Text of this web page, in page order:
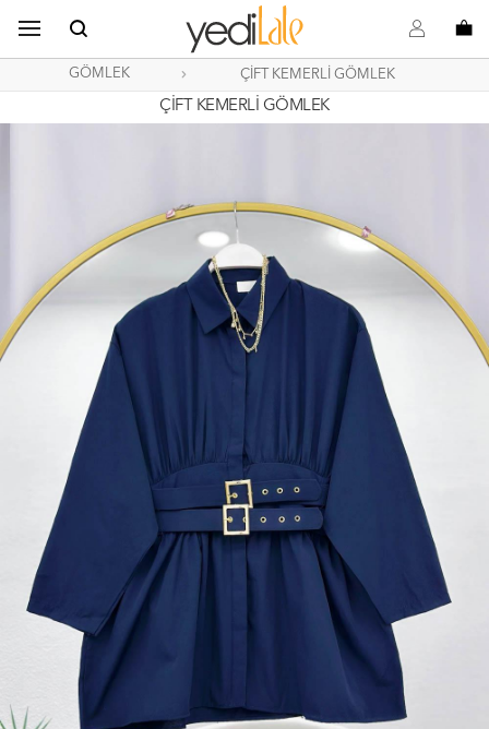
s o B
GÖMLEK ÇİFT KEMERLİ GÖMLEK
ÇİFT KEMERLİ GÖMLEK